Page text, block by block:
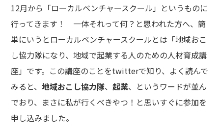
12月から「ローカルベンチャースクール」というものに
行ってきます！ 一体それって何？と思われた方へ、簡
単にいうとローカルベンチャースクールとは「地域おこ
し協力隊になり、地域で起業する人のための人材育成講
座」です。この講座のことをtwitterで知り、よく読んで
みると、地域おこし協力隊、起業、というワードが並ん
でおり、まさに私が行くべきやつ！と思いすぐに参加を
申し込みました。